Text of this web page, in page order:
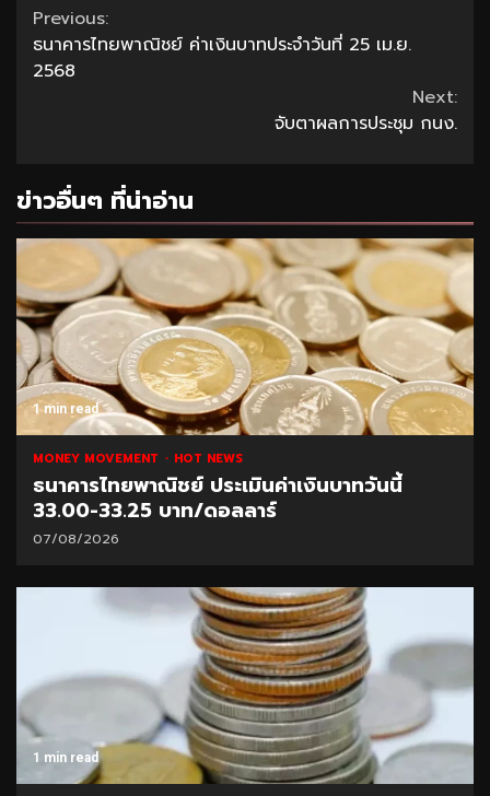
Continue
Reading
Previous:
ธนาคารไทยพาณิชย์ ค่าเงินบาทประจำวันที่ 25 เม.ย.
2568
Next:
จับตาผลการประชุม กนง.
ข่าวอื่นๆ ที่น่าอ่าน
1 min read
MONEY MOVEMENT HOT NEWS
ธนาคารไทยพาณิชย์ ประเมินค่าเงินบาทวันนี้
33.00-33.25 บาท/ดอลลาร์
07/08/2026
1 min read